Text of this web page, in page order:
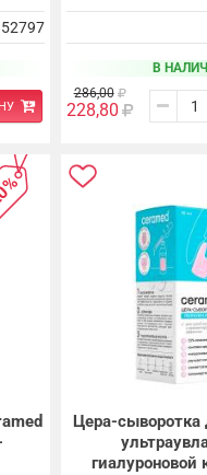
В
286,00
228,80
Цера-сыворотка
гиалуроновой